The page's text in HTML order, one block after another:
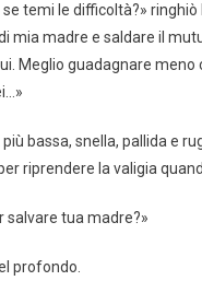
temi le difficoltà?» ringhiò
mia madre e saldare il
Meglio guadagnare
bassa, snella, pallida e
riprendere la valigia
tua madre?»
profondo.